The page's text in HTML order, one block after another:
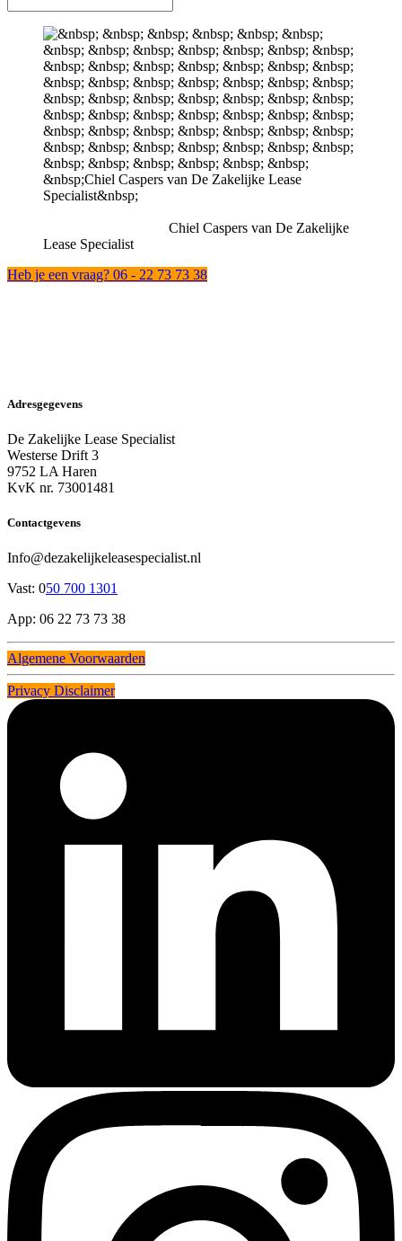
Chiel Caspers van De Zakelijke
Lease Specialist
Heb je een vraag? 06 - 22 73 73 38
Adresgegevens
De Zakelijke Lease Specialist
Westerse Drift 3
9752 LA Haren
KvK nr. 73001481
Contactgevens
Info@dezakelijkeleasespecialist.nl
Vast: 050 700 1301
App: 06 22 73 73 38
Algemene Voorwaarden
Privacy Disclaimer